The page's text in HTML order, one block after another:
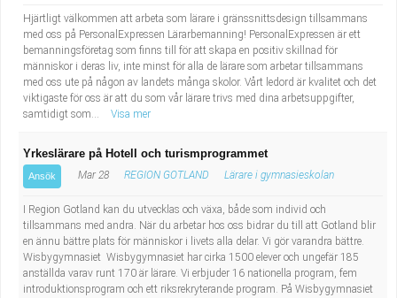
Hjärtligt välkommen att arbeta som lärare i gränssnittsdesign tillsammans
med oss på PersonalExpressen Lärarbemanning! PersonalExpressen är ett
bemanningsföretag som finns till för att skapa en positiv skillnad för
människor i deras liv, inte minst för alla de lärare som arbetar tillsammans
med oss ute på någon av landets många skolor. Vårt ledord är kvalitet och det
viktigaste för oss är att du som vår lärare trivs med dina arbetsuppgifter,
samtidigt som...
Visa mer
Yrkeslärare på Hotell och turismprogrammet
Ansök Mar 28 REGION GOTLAND Lärare i gymnasieskolan
I Region Gotland kan du utvecklas och växa, både som individ och
tillsammans med andra. När du arbetar hos oss bidrar du till att Gotland blir
en ännu bättre plats för människor i livets alla delar. Vi gör varandra bättre.
Wisbygymnasiet Wisbygymnasiet har cirka 1500 elever och ungefär 185
anställda varav runt 170 är lärare. Vi erbjuder 16 nationella program, fem
introduktionsprogram och ett riksrekryterande program. På Wisbygymnasiet